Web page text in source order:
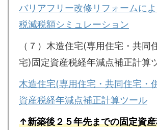
バリアフリー改修リフォームに
税減税額シミュレーション
（７）木造住宅(専用住宅・共同
宅)固定資産税経年減点補正計算
木造住宅(専用住宅・共同住宅・
資産税経年減点補正計算ツール
↑新築後２５年先までの固定資